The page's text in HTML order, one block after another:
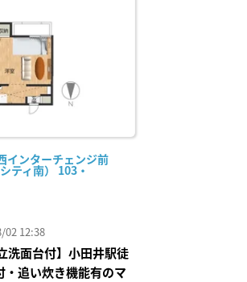
インターチェンジ前
ティ南） 103・
02 12:38
洗面台付】小田井駅徒
・追い炊き機能有のマ